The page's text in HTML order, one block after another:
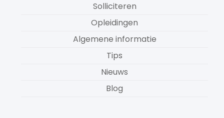
Solliciteren
Opleidingen
Algemene informatie
Tips
Nieuws
Blog